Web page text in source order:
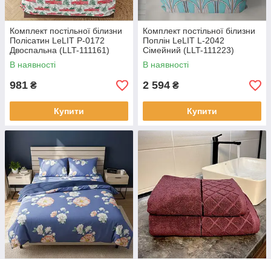
Комплект постільної білизни
Полісатин LeLIT Р-0172
Двоспальна (LLT-111161)
В наявності
981 ₴
Купити
Комплект постільної білизни
Поплін LeLIT L-2042
Сімейний (LLT-111223)
В наявності
2 594 ₴
Купити